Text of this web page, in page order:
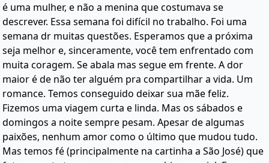
é uma mulher, e não a menina que costumava se
descrever. Essa semana foi difícil no trabalho. Foi uma
semana dr muitas questões. Esperamos que a próxima
seja melhor e, sinceramente, você tem enfrentado com
muita coragem. Se abala mas segue em frente. A dor
maior é de não ter alguém pra compartilhar a vida. Um
romance. Temos conseguido deixar sua mãe feliz.
Fizemos uma viagem curta e linda. Mas os sábados e
domingos a noite sempre pesam. Apesar de algumas
paixões, nenhum amor como o último que mudou tudo.
Mas temos fé (principalmente na cartinha a São José) que